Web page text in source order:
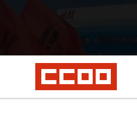
occurred while loading manifest